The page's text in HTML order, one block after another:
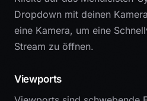
Dropdown mit deinen
eine Kamera, um eine
Stream zu öffnen.
Viewports